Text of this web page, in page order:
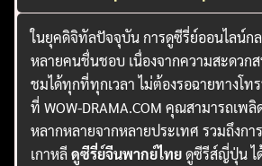
ในยุคดิจิทัลปัจจุบัน การดูซีรี่ย์ออนไลน์ก
หลายคนชื่นชอบ เนื่องจากความสะดวก
ชมได้ทุกที่ทุกเวลา ไม่ต้องรอฉายทางโ
ที่ WOW-DRAMA.COM คุณสามารถเพ
หลากหลายจากหลายประเทศ รวมถึงก
เกาหลีดูซีรี่ย์จีนพากย์ไทยดูซีรีส์ญี่ปุ่น ไ